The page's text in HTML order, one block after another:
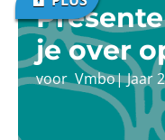
je over
voorVmbo|Jaar 2